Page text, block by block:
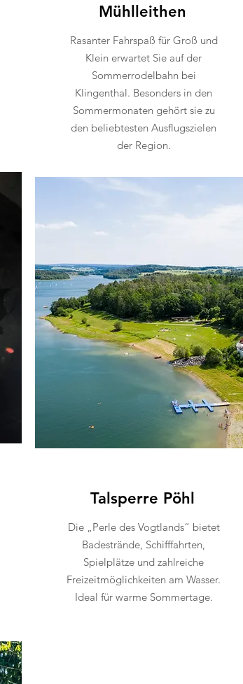
Mühlleithen
Rasanter Fahrspaß für Groß und
Klein erwartet Sie auf der
Sommerrodelbahn bei
Klingenthal. Besonders in den
Sommermonaten gehört sie zu
den beliebtesten Ausflugszielen
der Region.
Talsperre Pöhl
Die „Perle des Vogtlands“ bietet
Badestrände, Schifffahrten,
Spielplätze und zahlreiche
Freizeitmöglichkeiten am Wasser.
Ideal für warme Sommertage.